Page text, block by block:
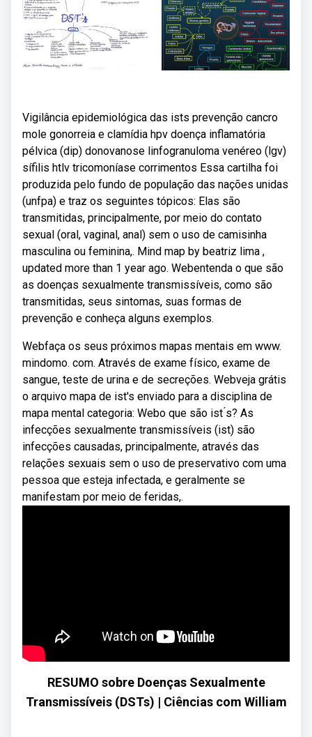
Vigilância epidemiológica das ists prevenção cancro
mole gonorreia e clamídia hpv doença inflamatória
pélvica (dip) donovanose linfogranuloma venéreo (lgv)
sífilis htlv tricomoníase corrimentos Essa cartilha foi
produzida pelo fundo de população das nações unidas
(unfpa) e traz os seguintes tópicos: Elas são
transmitidas, principalmente, por meio do contato
sexual (oral, vaginal, anal) sem o uso de camisinha
masculina ou feminina,. Mind map by beatriz lima ,
updated more than 1 year ago. Webentenda o que são
as doenças sexualmente transmissíveis, como são
transmitidas, seus sintomas, suas formas de
prevenção e conheça alguns exemplos.
Webfaça os seus próximos mapas mentais em www.
mindomo. com. Através de exame físico, exame de
sangue, teste de urina e de secreções. Webveja grátis
o arquivo mapa de ist's enviado para a disciplina de
mapa mental categoria: Webo que são ist ́s? As
infecções sexualmente transmissíveis (ist) são
infecções causadas, principalmente, através das
relações sexuais sem o uso de preservativo com uma
pessoa que esteja infectada, e geralmente se
manifestam por meio de feridas,.
RESUMO sobre Doenças Sexualmente
Transmissíveis (DSTs) | Ciências com William